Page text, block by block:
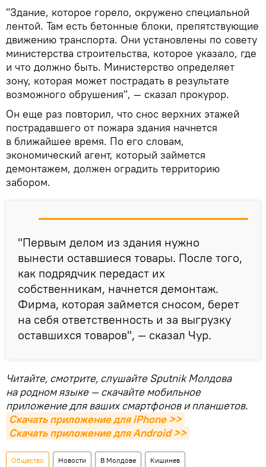
"Здание, которое горело, окружено специальной
лентой. Там есть бетонные блоки, препятствующие
движению транспорта. Они установлены по совету
министерства строительства, которое указало, где
и что должно быть. Министерство определяет
зону, которая может пострадать в результате
возможного обрушения", — сказал прокурор.
Он еще раз повторил, что снос верхних этажей
пострадавшего от пожара здания начнется
в ближайшее время. По его словам,
экономический агент, который займется
демонтажем, должен оградить территорию
забором.
"Первым делом из здания нужно
вынести оставшиеся товары. После того,
как подрядчик передаст их
собственникам, начнется демонтаж.
Фирма, которая займется сносом, берет
на себя ответственность и за выгрузку
оставшихся товаров", — сказал Чур.
Читайте, смотрите, слушайте Sputnik Молдова
на родном языке — скачайте мобильное
приложение для ваших смартфонов и планшетов.
Скачать приложение для iPhone >>
Скачать приложение для Android >>
Общество Новости В Молдове Кишинев